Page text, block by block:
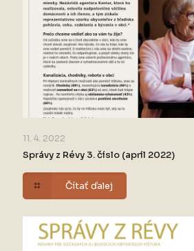
11. 4. 2022
Správy z Révy 3. číslo (apríl 2022)
Čítať ďalej